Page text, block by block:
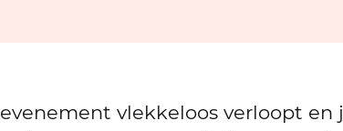
vlekkeloos verloopt en